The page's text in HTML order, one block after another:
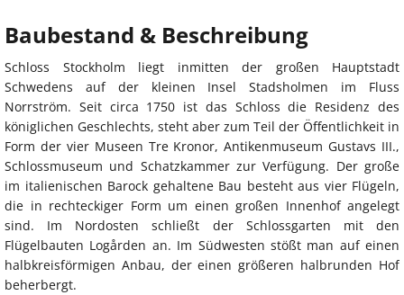
Baubestand & Beschreibung
Schloss Stockholm liegt inmitten der großen Hauptstadt
Schwedens auf der kleinen Insel Stadsholmen im Fluss
Norrström. Seit circa 1750 ist das Schloss die Residenz des
königlichen Geschlechts, steht aber zum Teil der Öffentlichkeit in
Form der vier Museen Tre Kronor, Antikenmuseum Gustavs III.,
Schlossmuseum und Schatzkammer zur Verfügung. Der große
im italienischen Barock gehaltene Bau besteht aus vier Flügeln,
die in rechteckiger Form um einen großen Innenhof angelegt
sind. Im Nordosten schließt der Schlossgarten mit den
Flügelbauten Logården an. Im Südwesten stößt man auf einen
halbkreisförmigen Anbau, der einen größeren halbrunden Hof
beherbergt.